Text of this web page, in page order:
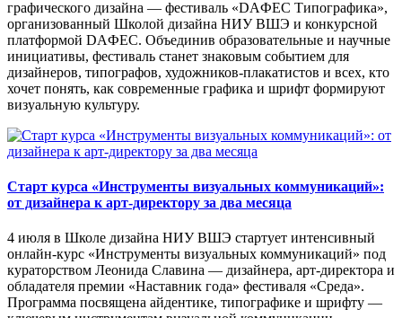
графического дизайна — фестиваль «DAФЕС Типографика»,
организованный Школой дизайна НИУ ВШЭ и конкурсной
платформой DAФЕС. Объединив образовательные и научные
инициативы, фестиваль станет знаковым событием для
дизайнеров, типографов, художников-плакатистов и всех, кто
хочет понять, как современные графика и шрифт формируют
визуальную культуру.
Старт курса «Инструменты визуальных коммуникаций»:
от дизайнера к арт-директору за два месяца
4 июля в Школе дизайна НИУ ВШЭ стартует интенсивный
онлайн-курс «Инструменты визуальных коммуникаций» под
кураторством Леонида Славина — дизайнера, арт-директора и
обладателя премии «Наставник года» фестиваля «Среда».
Программа посвящена айдентике, типографике и шрифту —